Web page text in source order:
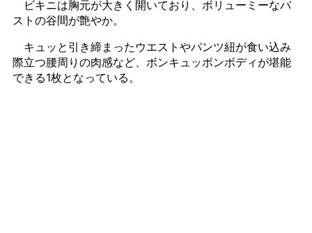
ビキニは胸元が大きく開いており、ボリューミーなバ
ストの谷間が艶やか。
キュッと引き締まったウエストやパンツ紐が食い込み
際立つ腰周りの肉感など、ボンキュッボンボディが堪能
できる1枚となっている。